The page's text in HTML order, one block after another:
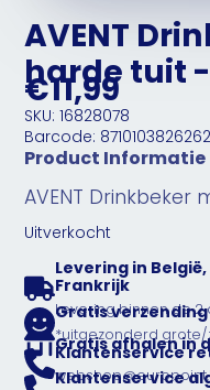
AVENT
harde tuit
€11,99
SKU: 16828078
Barcode: 8710103826262
Product Informatie
AVENT
Uitverkocht
Levering in
Frankrijk
Levering binnen de 2
Gratis
*uitgezonderd grote/
Gratis afhalen in
Klantenservice
Klantenservice